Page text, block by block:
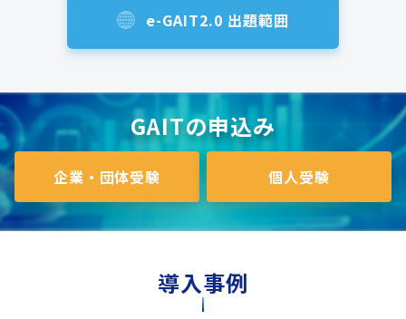
e-GAIT2.0 出題範囲
GAITの申込み
企業・団体受験 個人受験
導入事例